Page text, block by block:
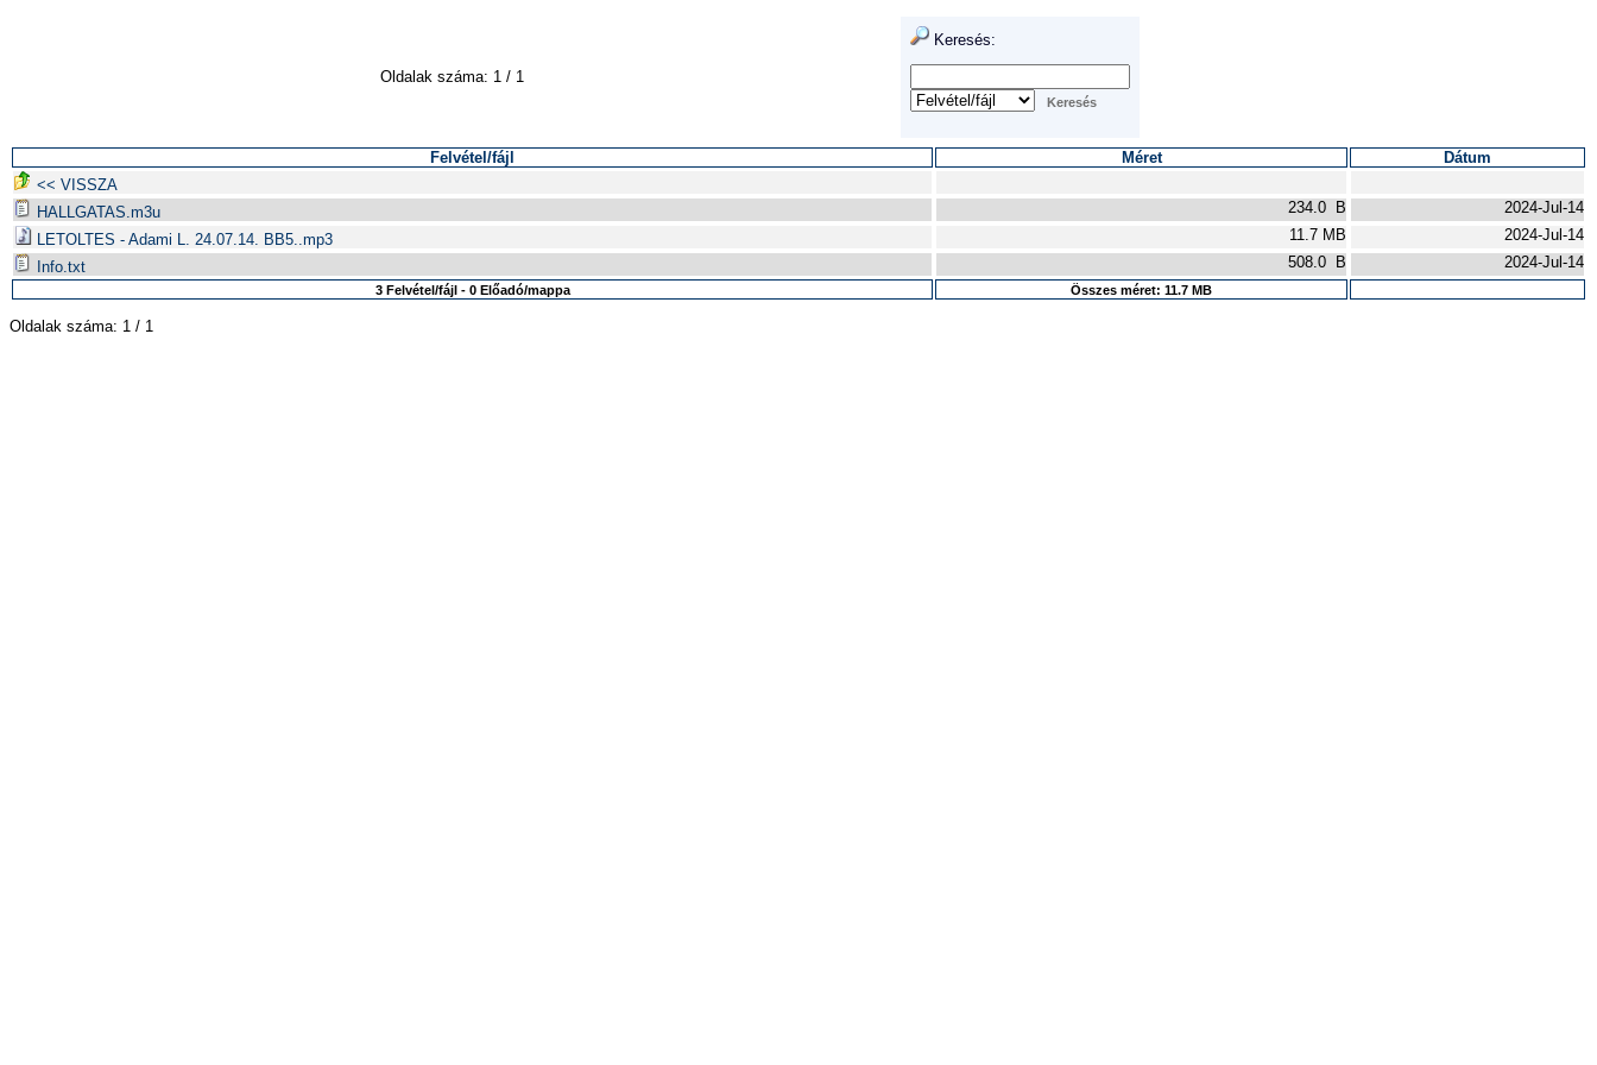
Oldalak száma: 1 / 1
Keresés:
Felvétel/fájl Méret
Dátum
<< VISSZA
HALLGATAS.m3u
234.0 B
2024-Jul-14
LETOLTES - Adami L. 24.07.14. BB5..mp3
11.7 MB
2024-Jul-14
Info.txt
508.0 B 2024-Jul-14
3 Felvétel/fájl - 0 Előadó/mappa Összes méret: 11.7 MB
Oldalak száma: 1 / 1